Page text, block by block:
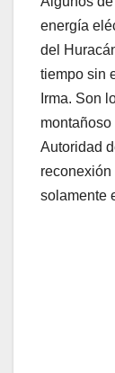
energía
del
tiempo sin
Irma. Son
Autoridad
solamente